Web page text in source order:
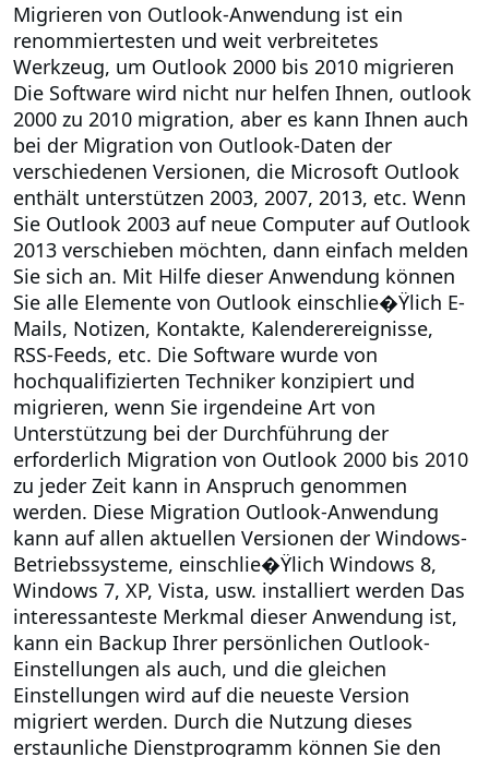
Migrieren von Outlook-Anwendung ist ein
renommiertesten und weit verbreitetes
Werkzeug, um Outlook 2000 bis 2010 migrieren
Die Software wird nicht nur helfen Ihnen, outlook
2000 zu 2010 migration, aber es kann Ihnen auch
bei der Migration von Outlook-Daten der
verschiedenen Versionen, die Microsoft Outlook
enthält unterstützen 2003, 2007, 2013, etc. Wenn
Sie Outlook 2003 auf neue Computer auf Outlook
2013 verschieben möchten, dann einfach melden
Sie sich an. Mit Hilfe dieser Anwendung können
Sie alle Elemente von Outlook einschlie�Ÿlich E-
Mails, Notizen, Kontakte, Kalenderereignisse,
RSS-Feeds, etc. Die Software wurde von
hochqualifizierten Techniker konzipiert und
migrieren, wenn Sie irgendeine Art von
Unterstützung bei der Durchführung der
erforderlich Migration von Outlook 2000 bis 2010
zu jeder Zeit kann in Anspruch genommen
werden. Diese Migration Outlook-Anwendung
kann auf allen aktuellen Versionen der Windows-
Betriebssysteme, einschlie�Ÿlich Windows 8,
Windows 7, XP, Vista, usw. installiert werden Das
interessanteste Merkmal dieser Anwendung ist,
kann ein Backup Ihrer persönlichen Outlook-
Einstellungen als auch, und die gleichen
Einstellungen wird auf die neueste Version
migriert werden. Durch die Nutzung dieses
erstaunliche Dienstprogramm können Sie den